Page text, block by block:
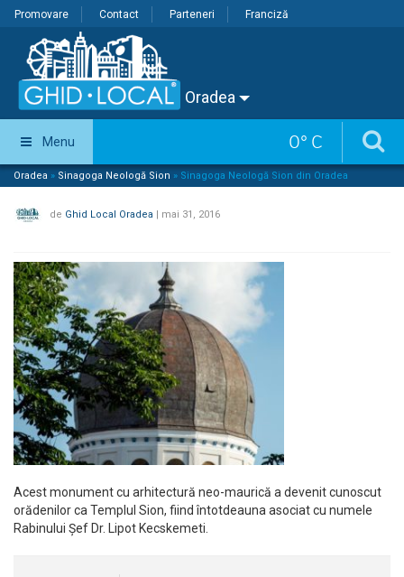
Promovare Contact Parteneri Franciză
Oradea
0° C
Menu
Oradea » Sinagoga Neologă Sion » Sinagoga Neologă Sion din Oradea
de Ghid Local Oradea | mai 31, 2016
Acest monument cu arhitectură neo-maurică a devenit cunoscut
orădenilor ca Templul Sion, fiind întotdeauna asociat cu numele
Rabinului Șef Dr. Lipot Kecskemeti.